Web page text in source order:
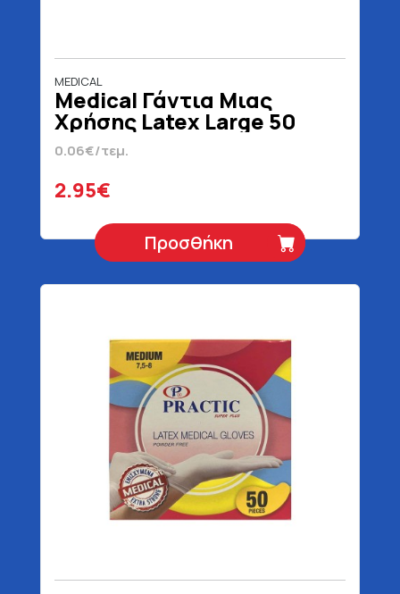
MEDICAL
Medical Γάντια Μιας
Χρήσης Latex Large 50
Τεμάχια
0.06€/τεμ.
2.95€
Προσθήκη